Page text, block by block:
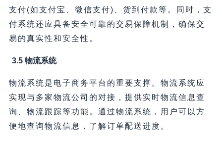
支付(如支付宝、微信支付)、货到付款等。同时，支
付系统还应具备安全可靠的交易保障机制，确保交
易的真实性和安全性。
3.5 物流系统
物流系统是电子商务平台的重要支撑。物流系统应
实现与多家物流公司的对接，提供实时物流信息查
询、物流跟踪等功能。通过物流系统，用户可以方
便地查询物流信息，了解订单配送进度。